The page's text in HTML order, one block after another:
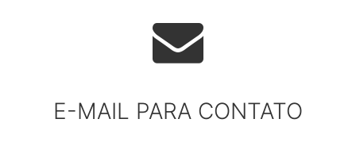
E-MAIL PARA CONTATO